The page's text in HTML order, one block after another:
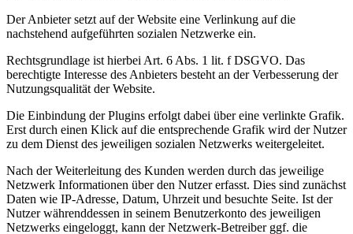
Der Anbieter setzt auf der Website eine Verlinkung auf die
nachstehend aufgeführten sozialen Netzwerke ein.
Rechtsgrundlage ist hierbei Art. 6 Abs. 1 lit. f DSGVO. Das
berechtigte Interesse des Anbieters besteht an der Verbesserung der
Nutzungsqualität der Website.
Die Einbindung der Plugins erfolgt dabei über eine verlinkte Grafik.
Erst durch einen Klick auf die entsprechende Grafik wird der Nutzer
zu dem Dienst des jeweiligen sozialen Netzwerks weitergeleitet.
Nach der Weiterleitung des Kunden werden durch das jeweilige
Netzwerk Informationen über den Nutzer erfasst. Dies sind zunächst
Daten wie IP-Adresse, Datum, Uhrzeit und besuchte Seite. Ist der
Nutzer währenddessen in seinem Benutzerkonto des jeweiligen
Netzwerks eingeloggt, kann der Netzwerk-Betreiber ggf. die